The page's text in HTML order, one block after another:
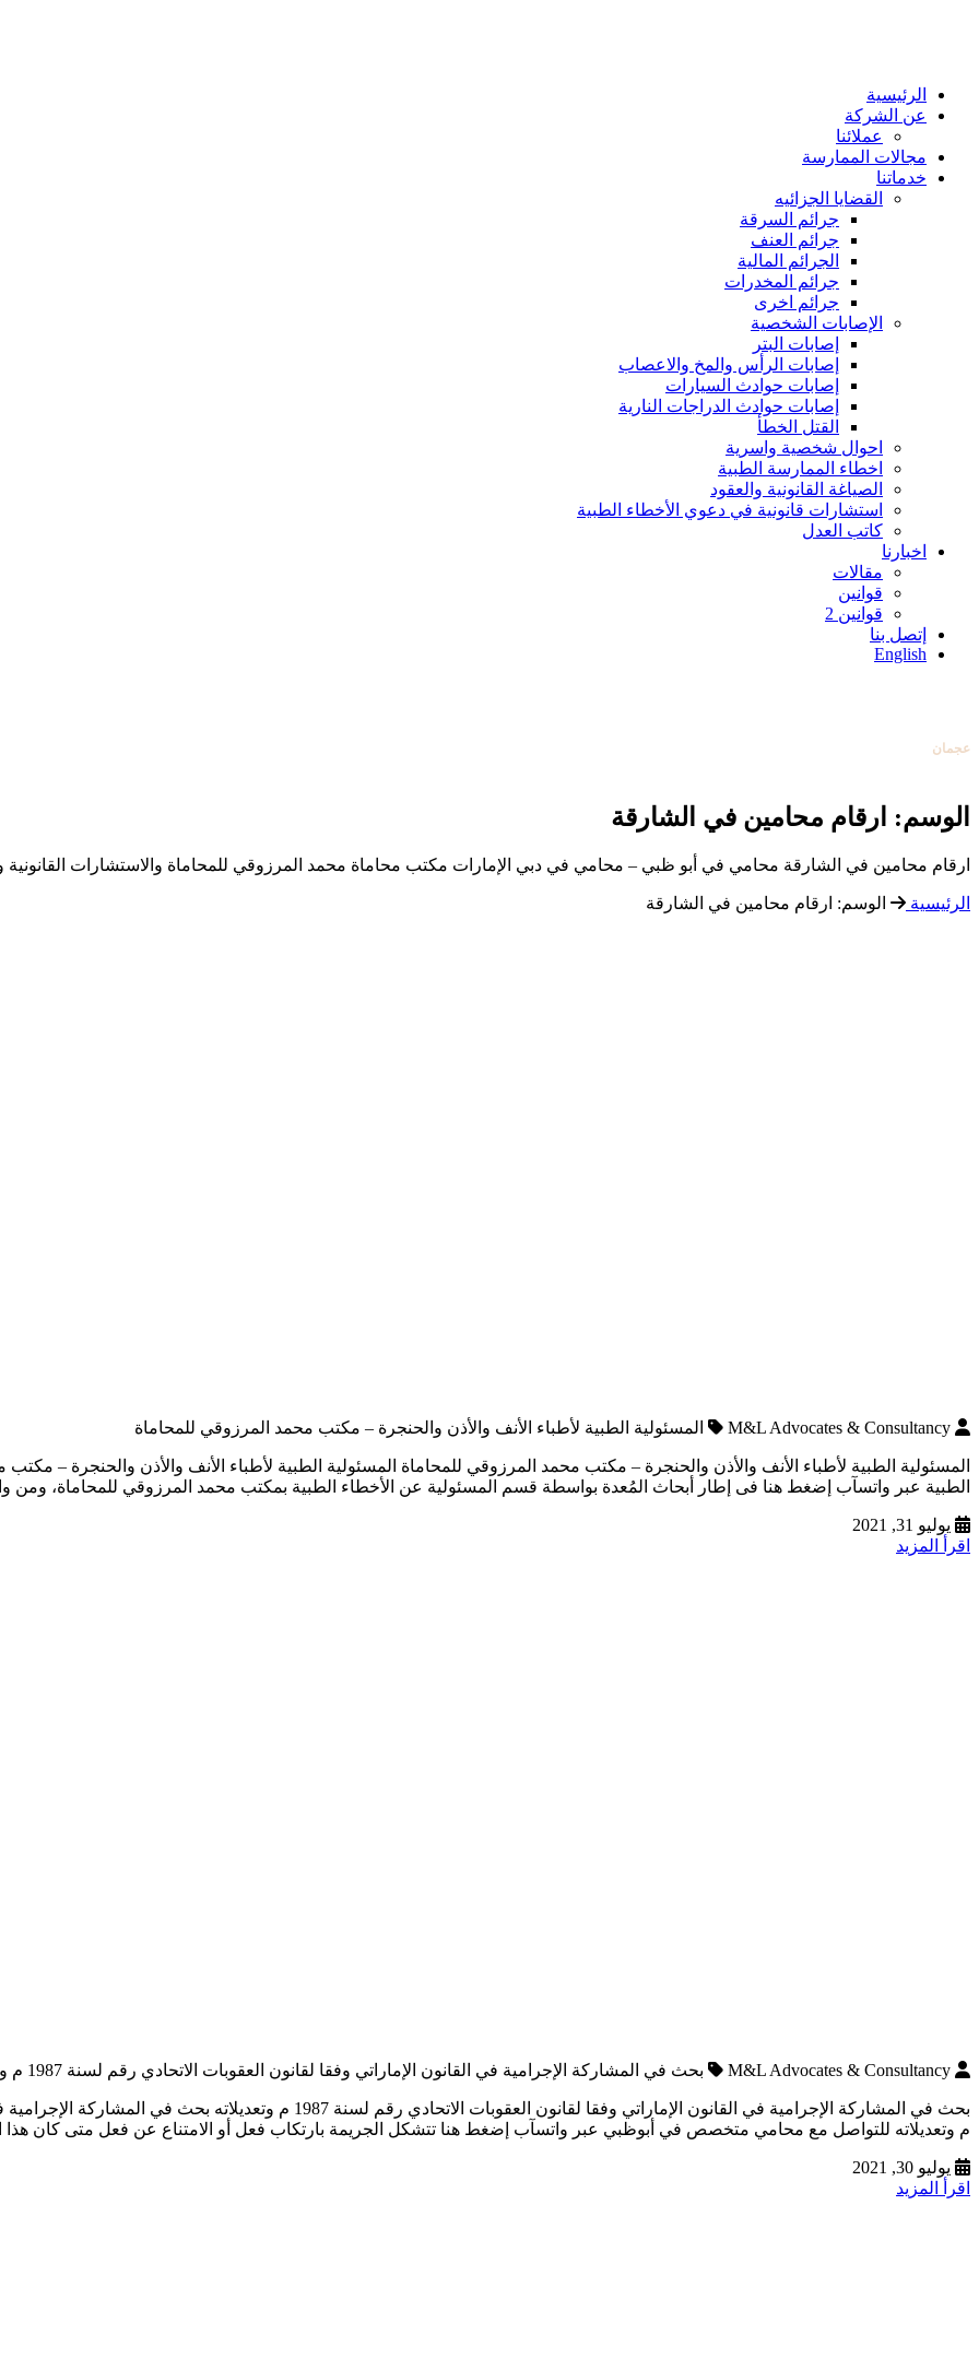
الرئيسية
عن الشركة
عملائنا
مجالات الممارسة
خدماتنا
القضايا الجزائيه
جرائم السرقة
جرائم العنف
الجرائم المالية
جرائم المخدرات
جرائم اخرى
الإصابات الشخصية
إصابات البتر
إصابات الرأس والمخ والاعصاب
إصابات حوادث السيارات
إصابات حوادث الدراجات النارية
القتل الخطأ
احوال شخصية واسرية
اخطاء الممارسة الطبية
الصياغة القانونية والعقود
استشارات قانونية في دعوي الأخطاء الطبية
كاتب العدل
اخبارنا
مقالات
قوانين
قوانين 2
إتصل بنا
English
أبوظبي
0097126584004
0097165388138
أبوظبي
0097126584004
الوسم: ارقام محامين في الشارقة
ارقام محامين في الشارقة محامي في أبو ظبي – محامي في دبي الإمارات مكتب محاماة محمد المرزوقي للمحاماة والاستشارات القانونية واتسآب:
الرئيسية الوسم: ارقام محامين في الشارقة
M&L Advocates & Consultancy المسئولية الطبية لأطباء الأنف والأذن والحنجرة – مكتب محمد المرزوقي للمحاماة
المسئولية الطبية لأطباء الأنف والأذن والحنجرة – مكتب محمد المرزوقي للمحاماة المسئولية الطبية لأطباء الأنف والأذن والحنجرة
الطبية عبر واتسآب إضغط هنا فى إطار أبحاث المُعدة بواسطة قسم المسئولية عن الأخطاء الطبية بمكتب محمد المرزوقي للمحاماة،
يوليو 31, 2021
اقرأ المزيد
M&L Advocates & Consultancy بحث في المشاركة الإجرامية في القانون الإماراتي وفقا لقانون العقوبات الاتحادي رقم لسنة 1987 م وتعديلاته
م وتعديلاته للتواصل مع محامي متخصص في أبوظبي عبر واتسآب إضغط هنا تتشكل الجريمة بارتكاب فعل أو الامتناع عن فعل متى كان هذا
يوليو 30, 2021
اقرأ المزيد